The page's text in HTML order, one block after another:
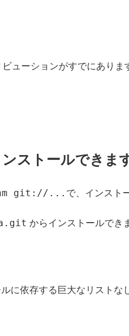
ューションがすでにあり
ストールできます
git://... で、インスト
からインストールでき
依存する巨大なリストな